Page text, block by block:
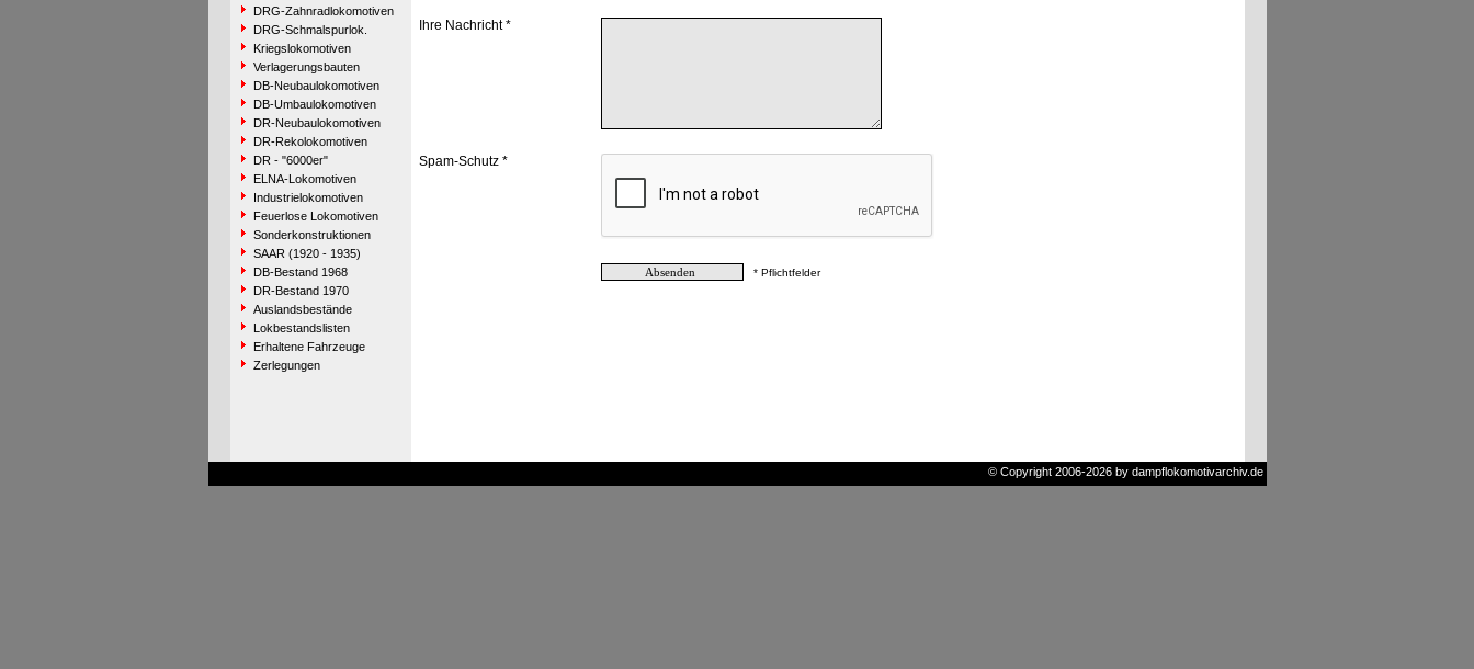
DRG-Zahnradlokomotiven
DRG-Schmalspurlok.
Kriegslokomotiven
Verlagerungsbauten
DB-Neubaulokomotiven
DB-Umbaulokomotiven
DR-Neubaulokomotiven
DR-Rekolokomotiven
DR - "6000er"
ELNA-Lokomotiven
Industrielokomotiven
Feuerlose Lokomotiven
Sonderkonstruktionen
SAAR (1920 - 1935)
DB-Bestand 1968
DR-Bestand 1970
Auslandsbestände
Lokbestandslisten
Erhaltene Fahrzeuge
Zerlegungen
Ihre Nachricht *
Spam-Schutz *
* Pflichtfelder
© Copyright 2006-2026 by dampflokomotivarchiv.de